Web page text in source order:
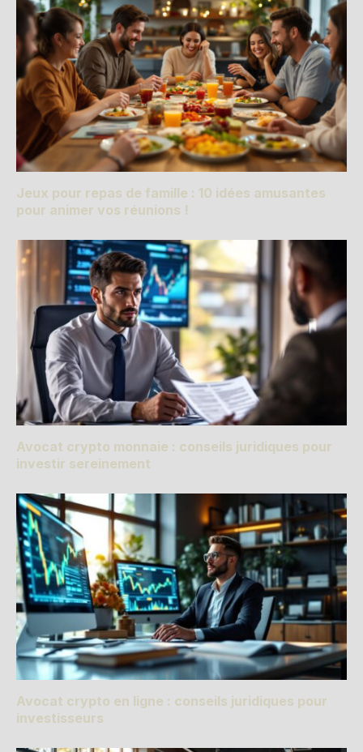
Jeux pour repas de famille : 10 idées amusantes
pour animer vos réunions !
Avocat crypto monnaie : conseils juridiques pour
investir sereinement
Avocat crypto en ligne : conseils juridiques pour
investisseurs